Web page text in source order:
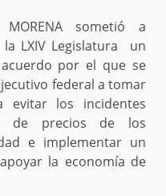
sometió a
LXIV Legislatura un
por el que se
federal a tomar
evitar los incidentes
de precios de los
e implementar un
la economía de